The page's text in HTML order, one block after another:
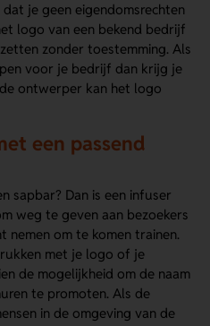
je geen eigendomsrechten
logo van een bekend bedrijf
zonder toestemming. Als
voor je bedrijf dan krijg je
ontwerper kan het logo
een passend
sapbar? Dan is een infuser
weg te geven aan bezoekers
nemen om te komen trainen.
met je logo of je
de mogelijkheid om de naam
te promoten. Als de
in de omgeving van de